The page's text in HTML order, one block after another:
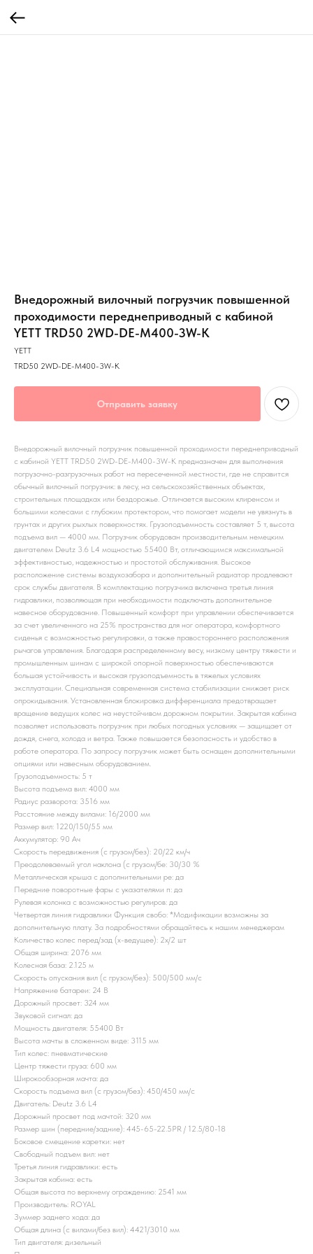
Внедорожный вилочный погрузчик повышенной
проходимости переднеприводный с кабиной
YETT TRD50 2WD-DE-M400-3W-K
YETT
TRD50 2WD-DE-M400-3W-K
Отправить заявку
Внедорожный вилочный погрузчик повышенной проходимости переднеприводный
с кабиной YETT TRD50 2WD-DE-M400-3W-K предназначен для выполнения
погрузочно-разгрузочных работ на пересеченной местности, где не справится
обычный вилочный погрузчик: в лесу, на сельскохозяйственных объектах,
строительных площадках или бездорожье. Отличается высоким клиренсом и
большими колесами с глубоким протектором, что помогает модели не увязнуть в
грунтах и других рыхлых поверхностях. Грузоподъемность составляет 5 т, высота
подъема вил — 4000 мм. Погрузчик оборудован производительным немецким
двигателем Deutz 3.6 L4 мощностью 55400 Вт, отличающимся максимальной
эффективностью, надежностью и простотой обслуживания. Высокое
расположение системы воздухозабора и дополнительный радиатор продлевают
срок службы двигателя. В комплектацию погрузчика включена третья линия
гидравлики, позволяющая при необходимости подключать дополнительное
навесное оборудование. Повышенный комфорт при управлении обеспечивается
за счет увеличенного на 25% пространства для ног оператора, комфортного
сиденья с возможностью регулировки, а также правостороннего расположения
рычагов управления. Благодаря распределенному весу, низкому центру тяжести и
промышленным шинам с широкой опорной поверхностью обеспечиваются
большая устойчивость и высокая грузоподъемность в тяжелых условиях
эксплуатации. Специальная современная система стабилизации снижает риск
опрокидывания. Установленная блокировка дифференциала предотвращает
вращение ведущих колес на неустойчивом дорожном покрытии. Закрытая кабина
позволяет использовать погрузчик при любых погодных условиях — защищает от
дождя, снега, холода и ветра. Также повышается безопасность и удобство в
работе оператора. По запросу погрузчик может быть оснащен дополнительными
опциями или навесным оборудованием.
Грузоподъемность: 5 т
Высота подъема вил: 4000 мм
Радиус разворота: 3516 мм
Расстояние между вилами: 16/2000 мм
Размер вил: 1220/150/55 мм
Аккумулятор: 90 Ач
Скорость передвижения (с грузом/без): 20/22 км/ч
Преодолеваемый угол наклона (с грузом/бе: 30/30 %
Металлическая крыша с дополнительными ре: да
Передние поворотные фары с указателями п: да
Рулевая колонка с возможностью регулиров: да
Четвертая линия гидравлики Функция свобо: *Модификации возможны за
дополнительную плату. За подробностями обращайтесь к нашим менеджерам
Количество колес перед/зад (x-ведущее): 2x/2 шт
Общая ширина: 2076 мм
Колесная база: 2.125 м
Скорость опускания вил (с грузом/без): 500/500 мм/с
Напряжение батареи: 24 B
Дорожный просвет: 324 мм
Звуковой сигнал: да
Мощность двигателя: 55400 Вт
Высота мачты в сложенном виде: 3115 мм
Тип колес: пневматические
Центр тяжести груза: 600 мм
Широкообзорная мачта: да
Скорость подъема вил (с грузом/без): 450/450 мм/с
Двигатель: Deutz 3.6 L4
Дорожный просвет под мачтой: 320 мм
Размер шин (передние/задние): 445-65-22.5PR / 12.5/80-18
Боковое смещение каретки: нет
Свободный подъем вил: нет
Третья линия гидравлики: есть
Закрытая кабина: есть
Общая высота по верхнему ограждению: 2541 мм
Производитель: ROYAL
Зуммер заднего хода: да
Общая длина (с вилами/без вил): 4421/3010 мм
Тип двигателя: дизельный